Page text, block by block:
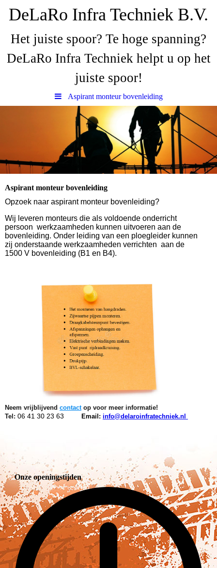
DeLaRo Infra Techniek B.V.
Het juiste spoor? Te hoge spanning?
DeLaRo Infra Techniek helpt u op het
juiste spoor!
Aspirant monteur bovenleiding
Aspirant monteur bovenleiding
Opzoek naar aspirant monteur bovenleiding?
Wij leveren monteurs die als voldoende onderricht
persoon werkzaamheden kunnen uitvoeren aan de
bovenleiding. Onder leiding van een ploegleider kunnen
zij onderstaande werkzaamheden verrichten aan de
1500 V bovenleiding (B1 en B4).
Neem vrijblijvend contact op voor meer informatie!
Tel: 06 41 30 23 63 Email: info@delaroinfratechniek.nl
Onze openingstijden